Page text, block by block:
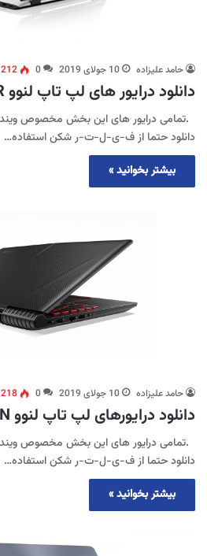
حامد علیزاده 10 جولای 2019 0
212
دانلود درایور های لپ تاپ لنوو Yoga 300-11IBR
دانلود حتما از ف-ی-ل-ت-ر شکن استفاده…
بیشتر بخوانید »
حامد علیزاده 10 جولای 2019 0
218
دانلود درایورهای لپ تاپ لنوو Y520 – 15IKBN
دانلود حتما از ف-ی-ل-ت-ر شکن استفاده…
بیشتر بخوانید »